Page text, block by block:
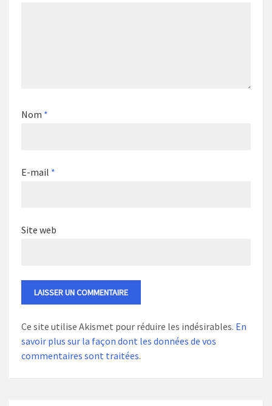
Nom *
E-mail *
Site web
Ce site utilise Akismet pour réduire les indésirables. En
savoir plus sur la façon dont les données de vos
commentaires sont traitées.